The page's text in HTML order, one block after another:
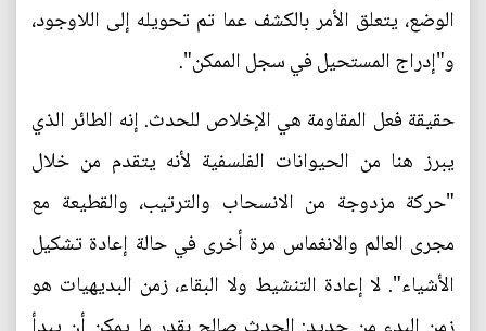
الوضع، يتعلق الأمر بالكشف عما تم تحويله إلى اللاوجود،
و"إدراج المستحيل في سجل الممكن".
حقيقة فعل المقاومة هي الإخلاص للحدث. إنه الطائر الذي
يبرز هنا من الحيوانات الفلسفية لأنه يتقدم من خلال
"حركة مزدوجة من الانسحاب والترتيب، والقطيعة مع
مجرى العالم والانغماس مرة أخرى في حالة إعادة تشكيل
الأشياء". لا إعادة التنشيط ولا البقاء، زمن البديهيات هو